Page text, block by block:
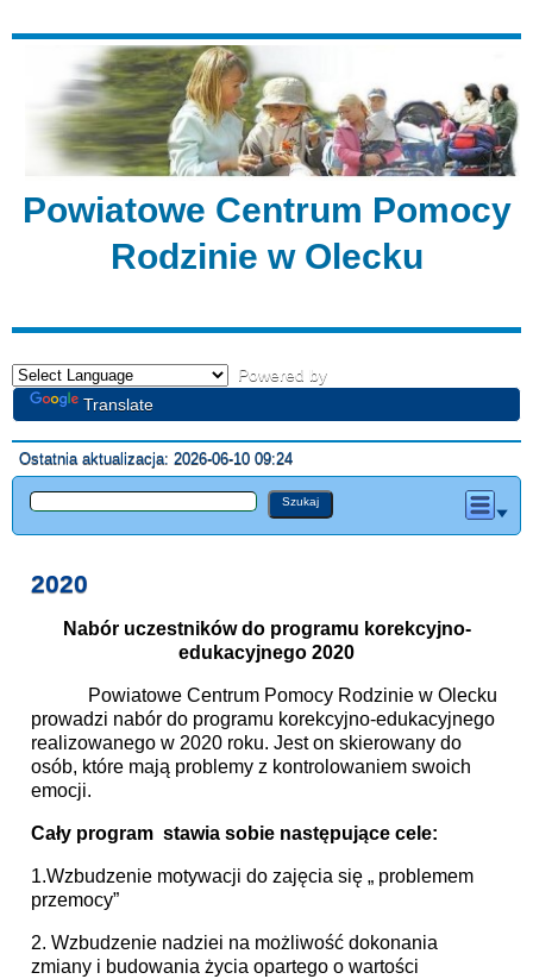
Powiatowe Centrum Pomocy
Rodzinie w Olecku
Powered by
Translate
Ostatnia aktualizacja: 2026-06-10 09:24
2020
Nabór uczestnikówdo programu korekcyjno-
edukacyjnego 2020
Powiatowe Centrum Pomocy Rodzinie w Olecku
prowadzi nabór do programu korekcyjno-edukacyjnego
realizowanego w 2020 roku. Jest on skierowany do
osób, które mają problemy z kontrolowaniem swoich
emocji.
Cały program stawia sobie następujące cele:
1.Wzbudzenie motywacji do zajęcia się „ problemem
przemocy”
2. Wzbudzenie nadziei na możliwość dokonania
zmiany i budowania życia opartego o wartości